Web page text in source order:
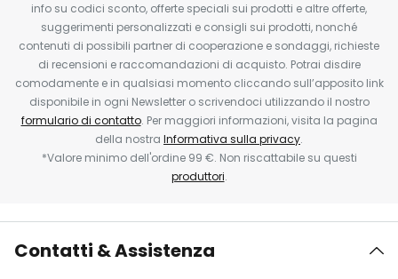
info su codici sconto, offerte speciali sui prodotti e altre offerte,
suggerimenti personalizzati e consigli sui prodotti, nonché
contenuti di possibili partner di cooperazione e sondaggi, richieste
di recensioni e raccomandazioni di acquisto. Potrai disdire
comodamente e in qualsiasi momento cliccando sull’apposito link
disponibile in ogni Newsletter o scrivendoci utilizzando il nostro
formulario di contatto. Per maggiori informazioni, visita la pagina
della nostra Informativa sulla privacy.
*Valore minimo dell'ordine 99 €. Non riscattabile su questi
produttori.
Contatti & Assistenza